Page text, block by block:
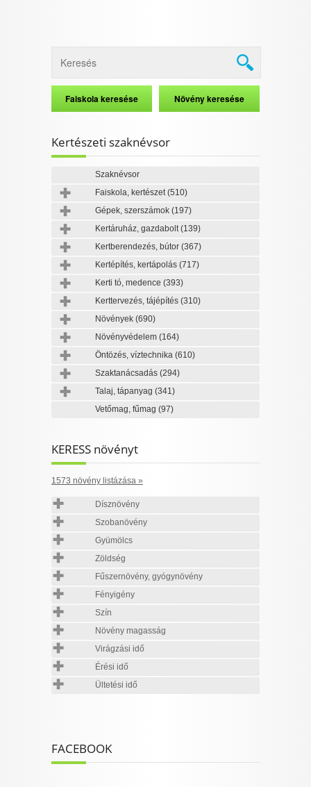
Kertészeti szaknévsor
Szaknévsor
Faiskola, kertészet(510)
Gépek, szerszámok (197)
Kertáruház, gazdabolt(139)
Kertberendezés, bútor (367)
Kertépítés, kertápolás (717)
Kerti tó, medence (393)
Kerttervezés, tájépítés (310)
Növények (690)
Növényvédelem (164)
Öntözés, víztechnika (610)
Szaktanácsadás (294)
Talaj, tápanyag (341)
Vetőmag, fűmag (97)
KERESS növényt
1573 növény listázása »
Dísznövény
Szobanövény
Gyümölcs
Zöldség
Fűszernövény, gyógynövény
Fényigény
Szín
Növény magasság
Virágzási idő
Érési idő
Ültetési idő
FACEBOOK